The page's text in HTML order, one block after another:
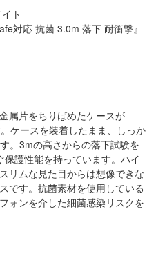
ト
対応 抗菌 3.0m 落下 耐衝撃』
属片をちりばめたケースが
ケースを装着したまま、しっか
。3mの高さからの落下試験を
護性能を持っています。ハイ
リムな見た目からは想像できな
です。抗菌素材を使用している
ォンを介した細菌感染リスクを